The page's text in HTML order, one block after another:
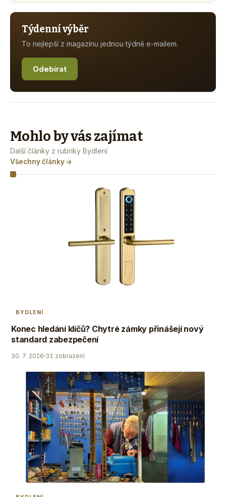
Týdenní výběr
To nejlepší z magazínu jednou týdně e-mailem.
Odebírat
Mohlo by vás zajímat
Další články z rubriky Bydlení
Všechny články
BYDLENÍ
Konec hledání klíčů? Chytré zámky přinášejí nový
standard zabezpečení
30. 7. 2026 31 zobrazení